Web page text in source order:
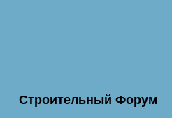
Строительный Форум